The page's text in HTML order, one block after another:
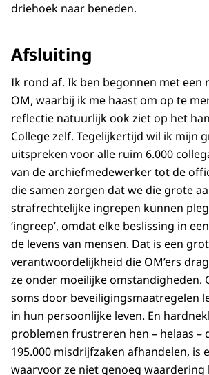
driehoek naar beneden.
Afsluiting
Ik rond af. Ik ben begonnen met een
OM, waarbij ik me haast om op te
reflectie natuurlijk ook ziet op het
College zelf. Tegelijkertijd wil ik mijn
uitspreken voor alle ruim 6.000
van de archiefmedewerker tot de
die samen zorgen dat we die grote
strafrechtelijke ingrepen kunnen
‘ingreep’, omdat elke beslissing in
de levens van mensen. Dat is een
verantwoordelijkheid die OM’ers
ze onder moeilijke omstandigheden.
soms door beveiligingsmaatregelen
in hun persoonlijke leven. En
problemen frustreren hen – helaas –
195.000 misdrijfzaken afhandelen, is
waarvoor ze niet genoeg